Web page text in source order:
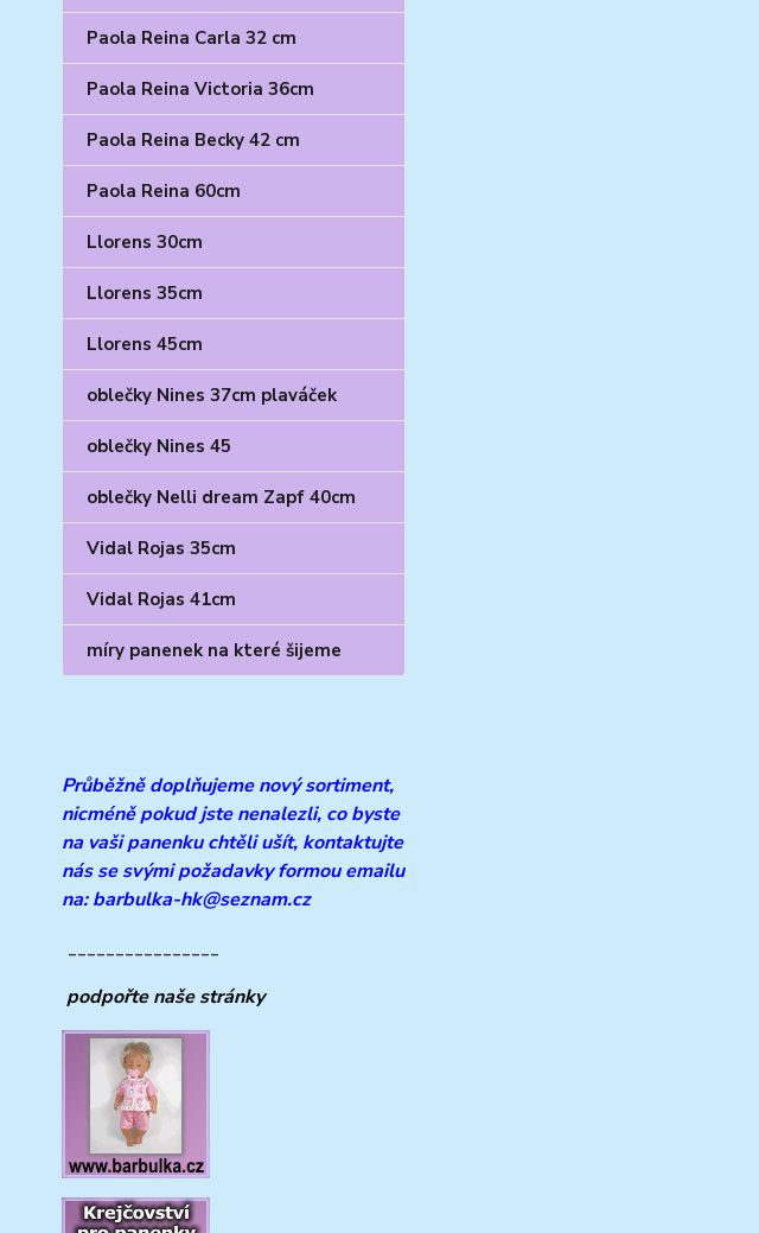
Paola Reina Carla 32 cm
Paola Reina Victoria 36cm
Paola Reina Becky 42 cm
Paola Reina 60cm
Llorens 30cm
Llorens 35cm
Llorens 45cm
oblečky Nines 37cm plaváček
oblečky Nines 45
oblečky Nelli dream Zapf 40cm
Vidal Rojas 35cm
Vidal Rojas 41cm
míry panenek na které šijeme
Průběžně doplňujemenový sortiment,
nicméně pokud jste nenalezli, co byste
na vaši panenku chtěli ušít, kontaktujte
nás se svými požadavky formou emailu
na: barbulka-hk@seznam.cz
________________
podpořte naše stránky